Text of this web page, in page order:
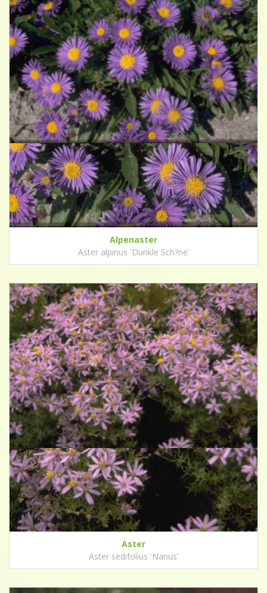
Alpenaster
Aster alpinus 'Dunkle Sch?ne'
Aster
Aster sedifolius 'Nanus'